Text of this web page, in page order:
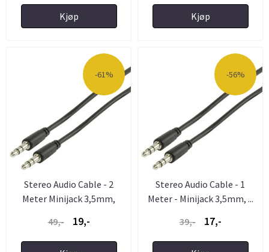
Kjøp Kjøp
-61%
Stereo Audio Cable - 2
Meter Minijack 3,5mm,
49,- 19,-
-56%
Stereo Audio Cable - 1
Meter - Minijack 3,5mm, ...
39,-
17,-